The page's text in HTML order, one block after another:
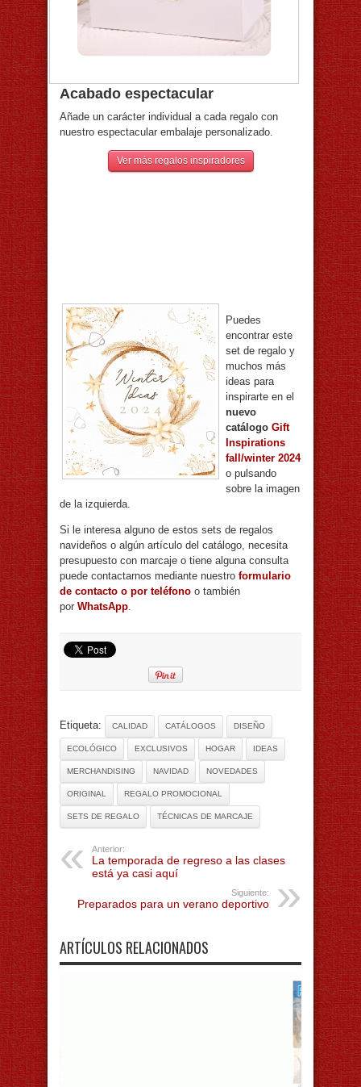
Acabado espectacular
Añade un carácter individual a cada regalo con
nuestro espectacular embalaje personalizado.
Ver más regalos inspiradores
Puedes
encontrar este
set de regalo y
muchos más
ideas para
inspirarte en el
nuevo
catálogo Gift
Inspirations
fall/winter 2024
o pulsando
sobre la imagen
de la izquierda.
Si le interesa alguno de estos sets de regalos
navideños o algún artículo del catálogo, necesita
presupuesto con marcaje o tiene alguna consulta
puede contactarnos mediante nuestro formulario
de contacto o por teléfono o también
por WhatsApp
Etiqueta: CALIDAD CATÁLOGOS DISEÑO
ECOLÓGICO EXCLUSIVOS HOGAR IDEAS
MERCHANDISING NAVIDAD NOVEDADES
ORIGINAL REGALO PROMOCIONAL
SETS DE REGALO TÉCNICAS DE MARCAJE
Anterior:
La temporada de regreso a las clases
está ya casi aquí
Siguiente:
Preparados para un verano deportivo
ARTÍCULOS RELACIONADOS